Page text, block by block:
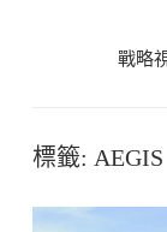
戰略
標籤: AEGIS